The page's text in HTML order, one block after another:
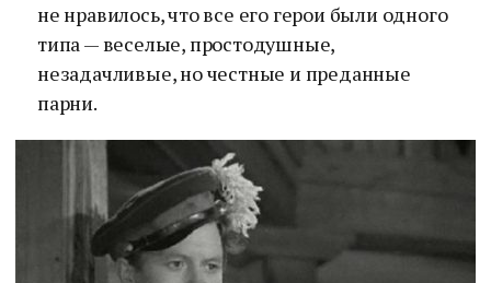
не нравилось, что все его герои были одного
типа — веселые, простодушные,
незадачливые, но честные и преданные
парни.